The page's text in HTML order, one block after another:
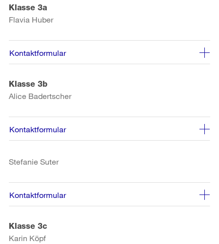
Klasse 3a
Flavia Huber
Kontaktformular
Klasse 3b
Alice Badertscher
Kontaktformular
Stefanie Suter
Kontaktformular
Klasse 3c
Karin Köpf